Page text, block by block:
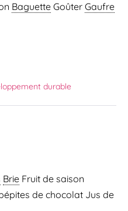
Baguette Goûter Gaufre
durable
Brie Fruit de saison
de chocolat Jus de